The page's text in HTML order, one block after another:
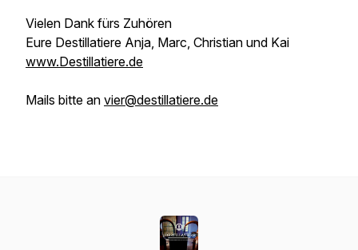
Vielen Dank fürs Zuhören
Eure Destillatiere Anja, Marc, Christian und Kai
www.Destillatiere.de
Mails bitte an vier@destillatiere.de